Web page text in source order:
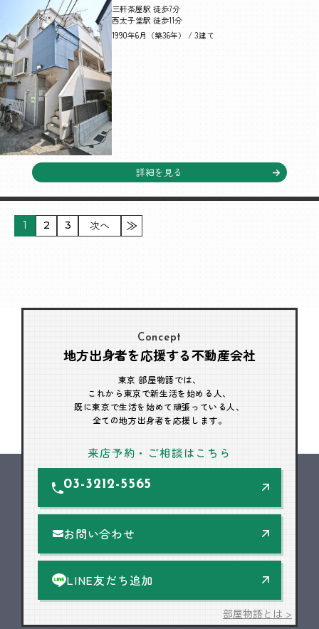
三軒茶屋駅 徒歩7分
西太子堂駅 徒歩11分
1990年6月（築36年） / 3建て
詳細を見る
1 2 3 次へ
Concept
地方出身者を応援する不動産会社
東京 部屋物語では、
これから東京で新生活を始める人、
既に東京で生活を始めて頑張っている人、
全ての地方出身者を応援します。
来店予約・ご相談はこちら
03-3212-5565
お問い合わせ
LINE友だち追加
部屋物語とは >